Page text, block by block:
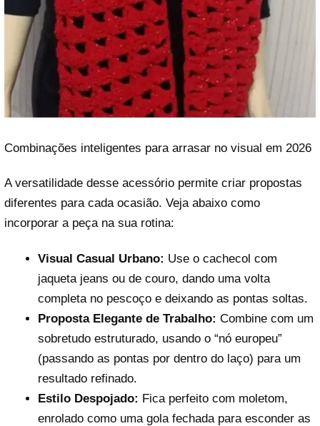
Combinações inteligentes para arrasar no visual em 2026
A versatilidade desse acessório permite criar propostas
diferentes para cada ocasião. Veja abaixo como
incorporar a peça na sua rotina:
Visual Casual Urbano: Use o cachecol com
jaqueta jeans ou de couro, dando uma volta
completa no pescoço e deixando as pontas soltas.
Proposta Elegante de Trabalho: Combine com um
sobretudo estruturado, usando o “nó europeu”
(passando as pontas por dentro do laço) para um
resultado refinado.
Estilo Despojado: Fica perfeito com moletom,
enrolado como uma gola fechada para esconder as